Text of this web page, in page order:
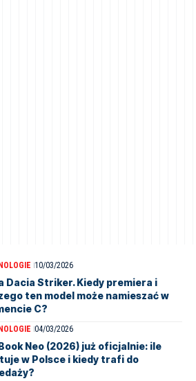
10/03/2026
Dacia Striker. Kiedy premiera i
ten model może namieszać w
C?
04/03/2026
Neo (2026) już oficjalnie: ile
w Polsce i kiedy trafi do